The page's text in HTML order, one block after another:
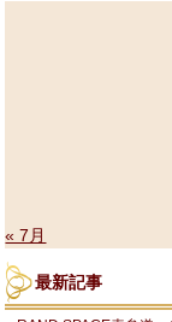
« 7月
最新記事